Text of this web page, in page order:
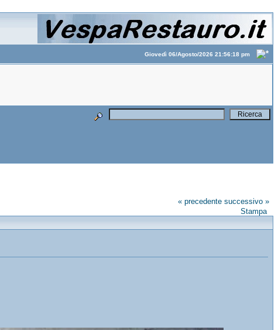
Giovedì 06/Agosto/2026 21:56:18 pm
« precedente successivo »
Stampa